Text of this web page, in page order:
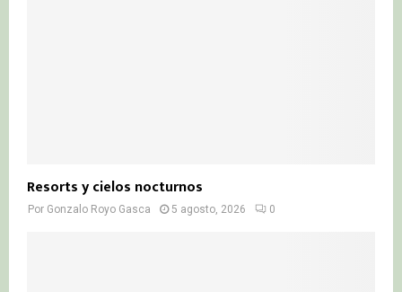
Resorts y cielos nocturnos
Por Gonzalo Royo Gasca 5 agosto, 2026 0